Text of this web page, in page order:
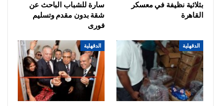
بثلاثية نظيفة في معسكر
القاهرة
سارة للشباب الباحث عن
شقة بدون مقدم وتسليم
فورى
الدقهلية الدقهلية